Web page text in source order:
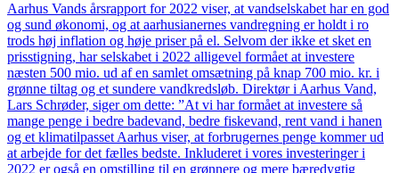
Aarhus Vands årsrapport for 2022 viser, at vandselskabet har en god
og sund økonomi, og at aarhusianernes vandregning er holdt i ro
trods høj inflation og høje priser på el. Selvom der ikke et sket en
prisstigning, har selskabet i 2022 alligevel formået at investere
næsten 500 mio. ud af en samlet omsætning på knap 700 mio. kr. i
grønne tiltag og et sundere vandkredsløb. Direktør i Aarhus Vand,
Lars Schrøder, siger om dette: ”At vi har formået at investere så
mange penge i bedre badevand, bedre fiskevand, rent vand i hanen
og et klimatilpasset Aarhus viser, at forbrugernes penge kommer ud
at arbejde for det fælles bedste. Inkluderet i vores investeringer i
2022 er også en omstilling til en grønnere og mere bæredygtig